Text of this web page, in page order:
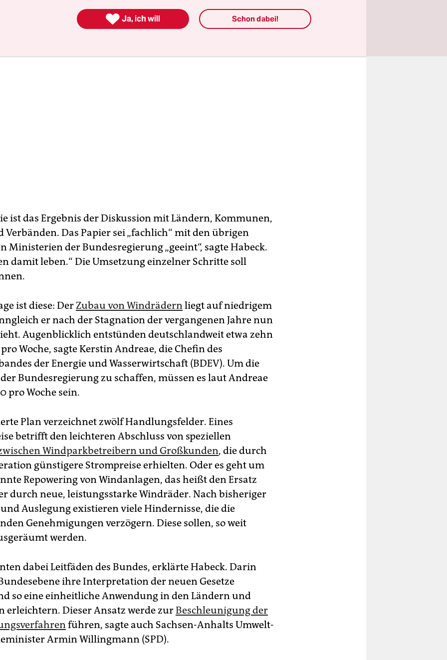
Energiegesetze zügig umzusetzen.
ist das Ergebnis der Diskussion mit Ländern, Kommunen,
Verbänden. Das Papier sei „fachlich“ mit den übrigen
Ministerien der Bundesregierung „geeint“, sagte Habeck.
damit leben.“ Die Umsetzung einzelner Schritte soll
ist diese: DerZubau von Windrädernliegt auf niedrigem
er nach der Stagnation der vergangenen Jahre nun
Augenblicklich entstünden deutschlandweit etwa zehn
Woche, sagte Kerstin Andreae, die Chefin des
der Energie und Wasserwirtschaft (BDEV). Um die
Bundesregierung zu schaffen, müssen es laut Andreae
pro Woche sein.
Plan verzeichnet zwölf Handlungsfelder. Eines
betrifft den leichteren Abschluss von speziellen
Windparkbetreibern und Großkunden, die durch
günstigere Strompreise erhielten. Oder es geht um
Repowering von Windanlagen, das heißt den Ersatz
durch neue, leistungsstarke Windräder. Nach bisheriger
und Auslegung existieren viele Hindernisse, die die
Genehmigungen verzögern. Diese sollen, so weit
werden.
dabei Leitfäden des Bundes, erklärte Habeck. Darin
ihre Interpretation der neuen Gesetze
so eine einheitliche Anwendung in den Ländern und
erleichtern. Dieser Ansatz werde zurBeschleunigung der
führen, sagte auch Sachsen-Anhalts Umwelt-
Armin Willingmann (SPD).
 Ja, ich will Schon dabei!